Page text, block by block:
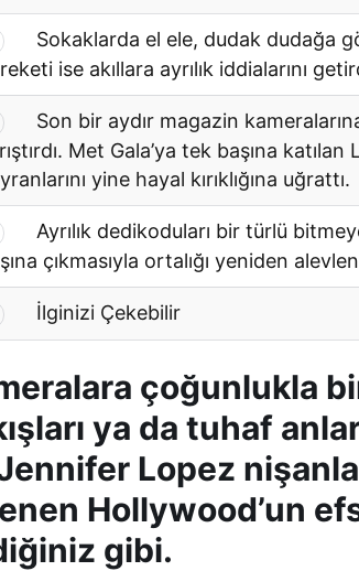
Sokaklarda el ele, dudak dudağa
ise akıllara ayrılık iddialarını
Son bir aydır magazin
Met Gala’ya tek başına
yine hayal kırıklığına uğrattı.
Ayrılık dedikoduları bir türlü
çıkmasıyla ortalığı yeniden
İlginizi Çekebilir
çoğunlukla
ya da tuhaf
Lopez
Hollywood’un
gibi.